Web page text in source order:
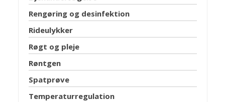
Rengøring og desinfektion
Rideulykker
Røgt og pleje
Røntgen
Spatprøve
Temperaturregulation